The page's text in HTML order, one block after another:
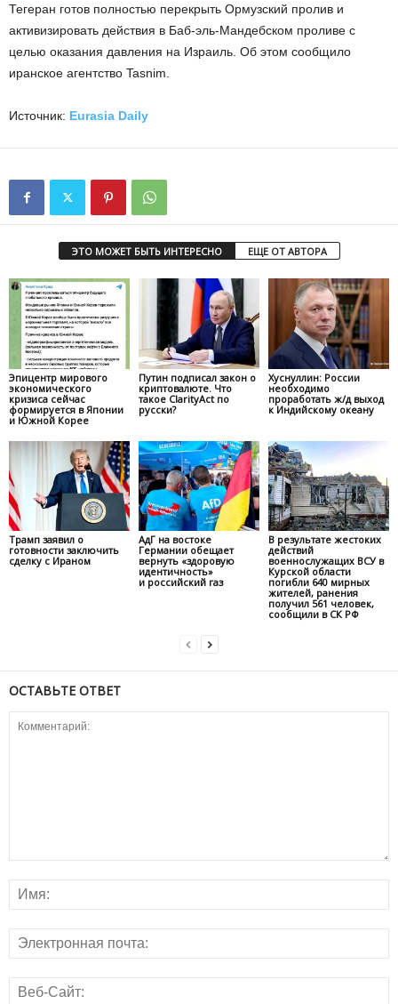
Тегеран готов полностью перекрыть Ормузский пролив и
активизировать действия в Баб-эль-Мандебском проливе с
целью оказания давления на Израиль. Об этом сообщило
иранское агентство Tasnim.
Источник: Eurasia Daily
ЭТО МОЖЕТ БЫТЬ ИНТЕРЕСНО ЕЩЕ ОТ АВТОРА
Эпицентр мирового
экономического
кризиса сейчас
формируется в Японии
и Южной Корее
Путин подписал закон о
криптовалюте. Что
такое ClarityAct по
русски?
Хуснуллин: России
необходимо
проработать ж/д выход
к Индийскому океану
Трамп заявил о
готовности заключить
сделку с Ираном
АдГ на востоке
Германии обещает
вернуть «здоровую
идентичность»
и российский газ
В результате жестоких
действий
военнослужащих ВСУ в
Курской области
погибли 640 мирных
жителей, ранения
получил 561 человек,
сообщили в СК РФ
ОСТАВЬТЕ ОТВЕТ